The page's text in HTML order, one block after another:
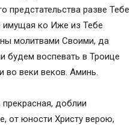
предстательства разве Тебе
имущая ко Иже из Тебе
молитвами Своими, да
будем воспевать в Троице
во веки веков. Аминь.
доблии
от юности Христу верою,